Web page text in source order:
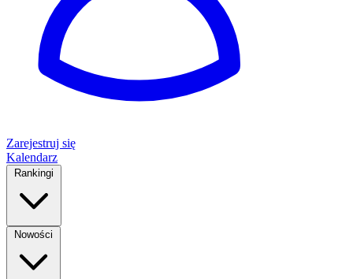
Zarejestruj się
Kalendarz
Rankingi
Nowości